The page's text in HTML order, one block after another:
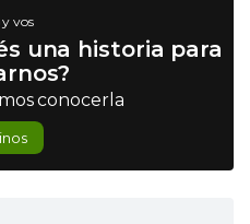
vos
una historia para
conocerla